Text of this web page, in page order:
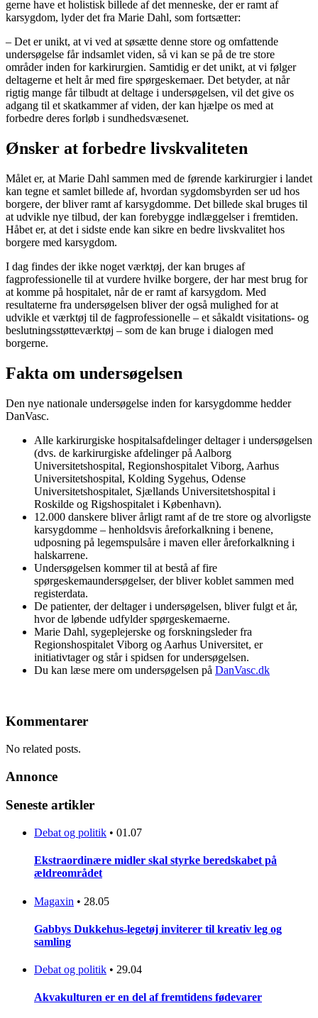
gerne have et holistisk billede af det menneske, der er ramt af
karsygdom, lyder det fra Marie Dahl, som fortsætter:
– Det er unikt, at vi ved at søsætte denne store og omfattende
undersøgelse får indsamlet viden, så vi kan se på de tre store
områder inden for karkirurgien. Samtidig er det unikt, at vi følger
deltagerne et helt år med fire spørgeskemaer. Det betyder, at når
rigtig mange får tilbudt at deltage i undersøgelsen, vil det give os
adgang til et skatkammer af viden, der kan hjælpe os med at
forbedre deres forløb i sundhedsvæsenet.
Ønsker at forbedre livskvaliteten
Målet er, at Marie Dahl sammen med de førende karkirurgier i landet
kan tegne et samlet billede af, hvordan sygdomsbyrden ser ud hos
borgere, der bliver ramt af karsygdomme. Det billede skal bruges til
at udvikle nye tilbud, der kan forebygge indlæggelser i fremtiden.
Håbet er, at det i sidste ende kan sikre en bedre livskvalitet hos
borgere med karsygdom.
I dag findes der ikke noget værktøj, der kan bruges af
fagprofessionelle til at vurdere hvilke borgere, der har mest brug for
at komme på hospitalet, når de er ramt af karsygdom. Med
resultaterne fra undersøgelsen bliver der også mulighed for at
udvikle et værktøj til de fagprofessionelle – et såkaldt visitations- og
beslutningsstøtteværktøj – som de kan bruge i dialogen med
borgerne.
Fakta om undersøgelsen
Den nye nationale undersøgelse inden for karsygdomme hedder
DanVasc.
Alle karkirurgiske hospitalsafdelinger deltager i undersøgelsen
(dvs. de karkirurgiske afdelinger på Aalborg
Universitetshospital, Regionshospitalet Viborg, Aarhus
Universitetshospital, Kolding Sygehus, Odense
Universitetshospitalet, Sjællands Universitetshospital i
Roskilde og Rigshospitalet i København).
12.000 danskere bliver årligt ramt af de tre store og alvorligste
karsygdomme – henholdsvis åreforkalkning i benene,
udposning på legemspulsåre i maven eller åreforkalkning i
halskarrene.
Undersøgelsen kommer til at bestå af fire
spørgeskemaundersøgelser, der bliver koblet sammen med
registerdata.
De patienter, der deltager i undersøgelsen, bliver fulgt et år,
hvor de løbende udfylder spørgeskemaerne.
Marie Dahl, sygeplejerske og forskningsleder fra
Regionshospitalet Viborg og Aarhus Universitet, er
initiativtager og står i spidsen for undersøgelsen.
Du kan læse mere om undersøgelsen på DanVasc.dk
Kommentarer
No related posts.
Annonce
Seneste artikler
Debat og politik • 01.07
Ekstraordinære midler skal styrke beredskabet på
ældreområdet
Magaxin • 28.05
Gabbys Dukkehus-legetøj inviterer til kreativ leg og
samling
Debat og politik • 29.04
Akvakulturen er en del af fremtidens fødevarer